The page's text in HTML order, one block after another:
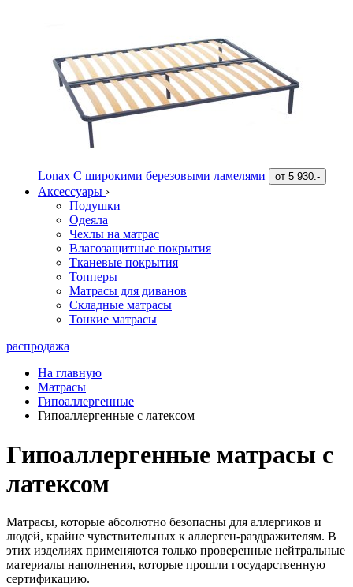
Lonax С широкими березовыми ламелями от 5 930.-
Аксессуары ›
Подушки
Одеяла
Чехлы на матрас
Влагозащитные покрытия
Тканевые покрытия
Топперы
Матрасы для диванов
Складные матрасы
Тонкие матрасы
распродажа
На главную
Матрасы
Гипоаллергенные
Гипоаллергенные с латексом
Гипоаллергенные матрасы с
латексом
Матрасы, которые абсолютно безопасны для аллергиков и
людей, крайне чувствительных к аллерген-раздражителям. В
этих изделиях применяются только проверенные нейтральные
материалы наполнения, которые прошли государственную
сертификацию.